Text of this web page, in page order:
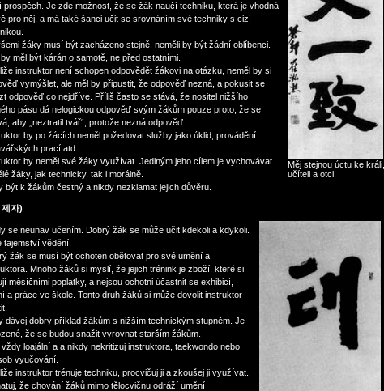
Měj stejnou úctu ke králi,
učíteli a otci.
prospěch. Je zde možnost, že se žák naučí techniku, která je vhodná
pro něj, a má také šanci učit se srovnáním své techniky s cizí
žáky musí být zacházeno stejně, neměli by být žádní oblíbenci.
měl být kárán o samotě, ne před ostatními.
instruktor není schopen odpovědět žákovi na otázku, neměl by si
vymýšlet, ale měl by připustit, že odpověď nezná, a pokusit se
odpověď co nejdříve. Příliš často se stává, že nositel nižšího
pásu dá nelogickou odpověď svým žákům pouze proto, že se
aby „neztratil tvář“, protože nezná odpověď.
by po žácích neměl požedovat služby jako úklid, provádění
prací atd.
by neměl své žáky využívat. Jediným jeho cílem je vychovávat
žáky, jak technicky, tak i morálně.
být k žákům čestný a nikdy nezklamat jejich důvěru.
자)
se neunav učením. Dobrý žák se může učit kdekoli a kdykoli.
tajemství vědění.
žák se musí být ochoten obětovat pro své umění a
Mnoho žáků si myslí, že jejich trénink je zboží, které si
měsíčními poplatky, a nejsou ochotni účastnit se exhibicí,
a práce ve škole. Tento druh žáků si může dovolit instruktor
dávej dobrý příklad žákům s nižším technickým stupněm. Je
že se budou snažit vyrovnat starším žákům.
loajální a a nikdy nekritizuj instruktora, taekwondo nebo
vyučování.
instruktor trénuje techniku, procvičuj ji a zkoušej ji využívat.
že chování žáků mimo tělocvičnu odráží umění